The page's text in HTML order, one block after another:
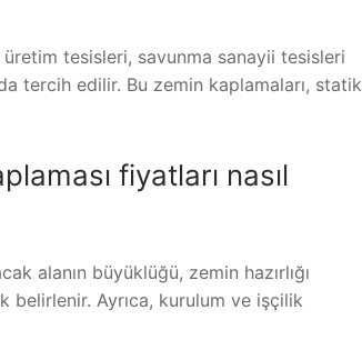
tesisleri, savunma sanayii tesisleri
tercih edilir. Bu zemin kaplamaları, statik
fiyatları nasıl
alanın büyüklüğü, zemin hazırlığı
belirlenir. Ayrıca, kurulum ve işçilik